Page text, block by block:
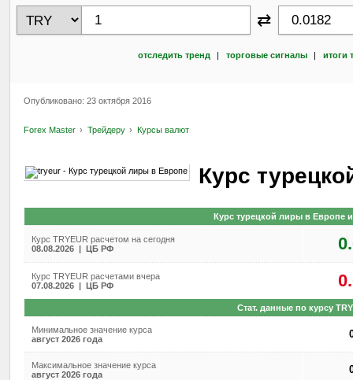
⇄
отследить тренд | торговые сигналы | итоги
Опубликовано: 23 октября 2016
Forex Master Трейдеру Курсы валют
Курс
Курс турецкой лиры в Европе
Курс TRYEUR расчетом на сегодня
08.08.2026 | ЦБ РФ
Курс TRYEUR расчетами вчера
07.08.2026 | ЦБ РФ
Стат. данные по курсу
Минимальное значение курса
август 2026 года
Максимальное значение курса
август 2026 года